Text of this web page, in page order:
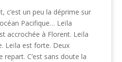
c’est un peu la déprime sur
Pacifique… Leïla
accrochée à Florent. Leïla
Leïla est forte. Deux
C’est sans doute la